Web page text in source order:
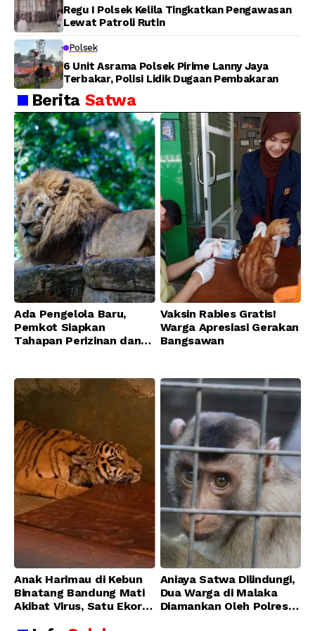
Regu I Polsek Kelila Tingkatkan Pengawasan
Lewat Patroli Rutin
Polsek
6 Unit Asrama Polsek Pirime Lanny Jaya
Terbakar, Polisi Lidik Dugaan Pembakaran
Berita Satwa
Ada Pengelola Baru,
Pemkot Siapkan
Tahapan Perizinan dan
Vaksin Rabies Gratis!
Warga Apresiasi Gerakan
Bangsawan
Anak Harimau di Kebun
Binatang Bandung Mati
Akibat Virus, Satu Ekor
Aniaya Satwa Dilindungi,
Dua Warga di Malaka
Diamankan Oleh Polres